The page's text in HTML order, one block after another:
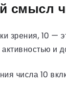
смысл
зрения, 10 —
и
числа 10